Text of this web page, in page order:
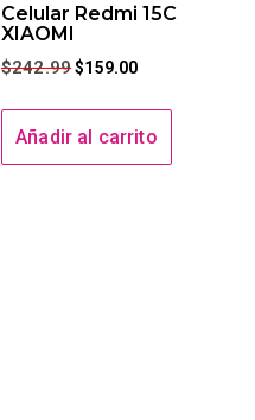
Celular Redmi 15C
XIAOMI
$242.99 $159.00
Añadir al carrito